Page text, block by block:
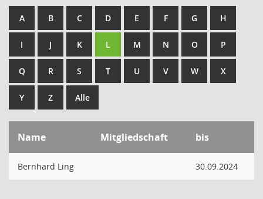
A B C D E F G H
I J K L M N O P
Q R S T U V W X
Y Z Alle
Name Mitgliedschaft bis
Bernhard Ling 30.09.2024